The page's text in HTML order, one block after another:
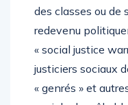
des classes ou de
redevenu
« social justice
justiciers sociaux
« genrés » et